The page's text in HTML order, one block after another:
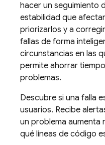
hacer un seguimiento
estabilidad que
priorizarlos y a
fallas de forma
circunstancias en las
permite ahorrar
problemas.
Descubre si una falla
usuarios. Recibe
un problema aumenta
qué líneas de código